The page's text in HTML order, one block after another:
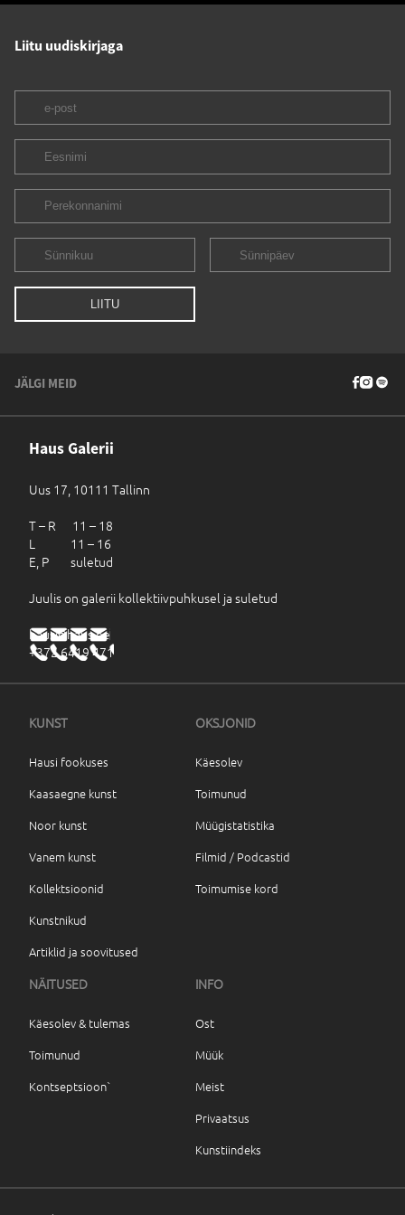
Liitu uudiskirjaga
JÄLGI MEID
Haus Galerii
Uus 17, 10111 Tallinn
T – R 11 – 18
L 11 – 16
E, P suletud
Juulis on galerii kollektiivpuhkusel ja suletud
haus@haus.ee
+372 6419 471
KUNST
Hausi fookuses
Kaasaegne kunst
Noor kunst
Vanem kunst
Kollektsioonid
Kunstnikud
Artiklid ja soovitused
OKSJONID
Käesolev
Toimunud
Müügistatistika
Filmid / Podcastid
Toimumise kord
NÄITUSED
Käesolev & tulemas
Toimunud
Kontseptsioon`
INFO
Ost
Müük
Meist
Privaatsus
Kunstiindeks